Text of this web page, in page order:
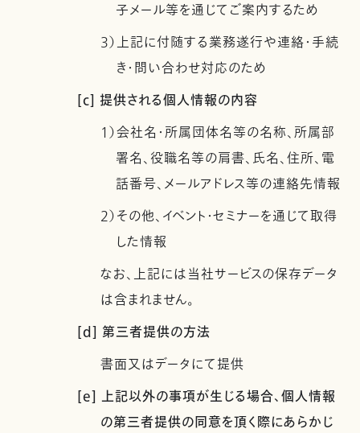
子メール等を通じてご案内するため
3）上記に付随する業務遂行や連絡・手続
き・問い合わせ対応のため
[c] 提供される個人情報の内容
1）会社名・所属団体名等の名称、所属部
署名、役職名等の肩書、氏名、住所、電
話番号、メールアドレス等の連絡先情報
2）その他、イベント・セミナーを通じて取得
した情報
なお、上記には当社サービスの保存データ
は含まれません。
[d] 第三者提供の方法
書面又はデータにて提供
[e] 上記以外の事項が生じる場合、個人情報
の第三者提供の同意を頂く際にあらかじ